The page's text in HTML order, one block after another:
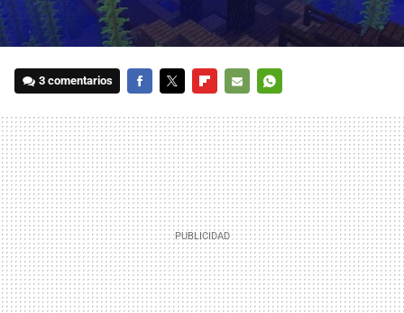
3 comentarios
MAIL